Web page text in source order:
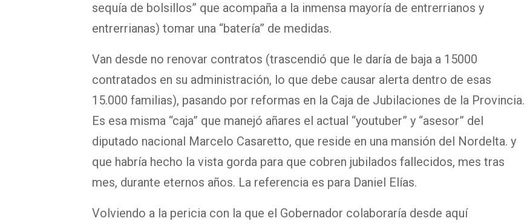
sequía de bolsillos” que acompaña a la inmensa mayoría de entrerrianos y
entrerrianas) tomar una “batería” de medidas.
Van desde no renovar contratos (trascendió que le daría de baja a 15000
contratados en su administración, lo que debe causar alerta dentro de esas
15.000 familias), pasando por reformas en la Caja de Jubilaciones de la Provincia.
Es esa misma “caja” que manejó añares el actual “youtuber” y “asesor” del
diputado nacional Marcelo Casaretto, que reside en una mansión del Nordelta. y
que habría hecho la vista gorda para que cobren jubilados fallecidos, mes tras
mes, durante eternos años. La referencia es para Daniel Elías.
Volviendo a la pericia con la que el Gobernador colaboraría desde aquí